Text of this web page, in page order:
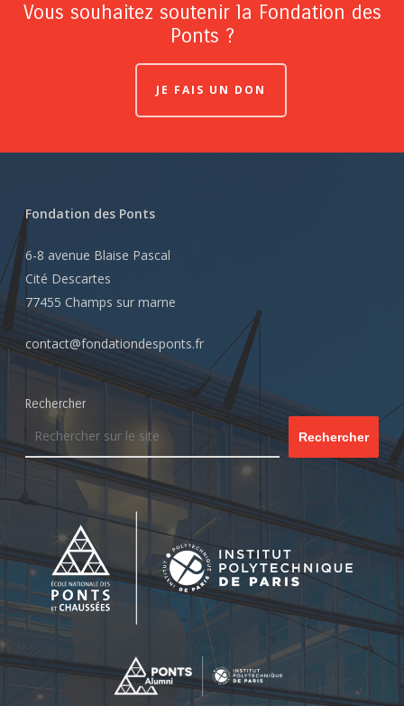
Vous souhaitez soutenir la Fondation des
Ponts ?
JE FAIS UN DON
Fondation des Ponts
6-8 avenue Blaise Pascal
Cité Descartes
77455 Champs sur marne
contact@fondationdesponts.fr
Rechercher
Rechercher